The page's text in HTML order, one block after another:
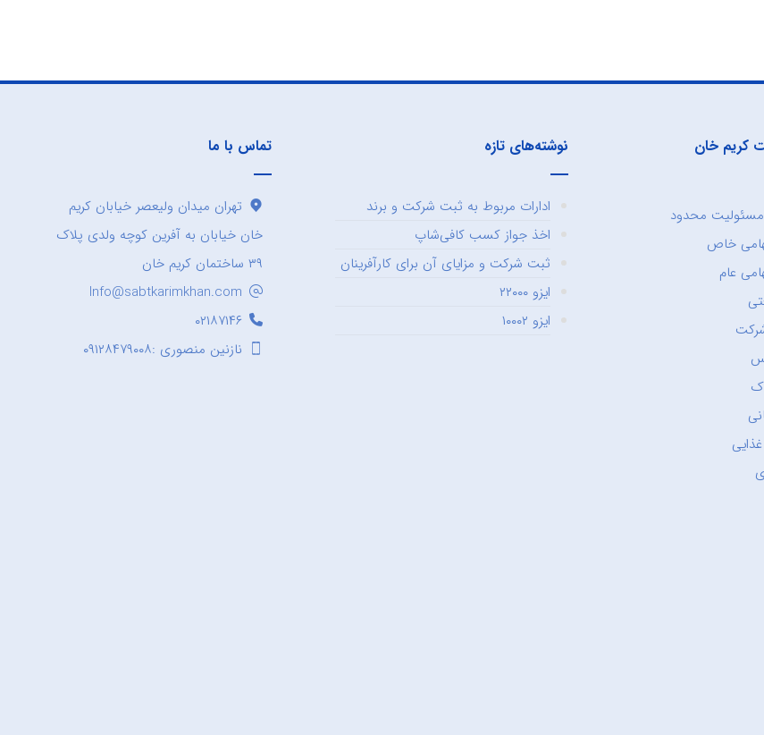
کریم خان
محدود
خاص
عام
نوشته‌های تازه
ادارات مربوط به ثبت شرکت و برند
اخذ جواز کسب کافی‌شاپ
ثبت شرکت و مزایای آن برای کارآفرینان
ایزو ۲۲۰۰۰
ایزو ۱۰۰۰۲
تماس با ما
تهران میدان ولیعصر خیابان کریم
خان خیابان به آفرین کوچه ولدی پلاک
۳۹ ساختمان کریم خان
Info@sabtkarimkhan.com
۰۲۱۸۷۱۴۶
نازنین منصوری :۰۹۱۲۸۴۷۹۰۰۸